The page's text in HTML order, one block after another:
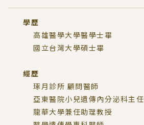
學歷
高雄醫學大學醫學士畢
國立台灣大學碩士畢
經歷
琢月診所 顧問醫師
亞東醫院小兒遺傳內分泌科主任
龍華大學兼任助理教授